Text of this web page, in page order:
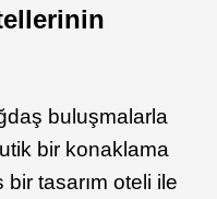
buluşmalarla
bir konaklama
tasarım oteli ile